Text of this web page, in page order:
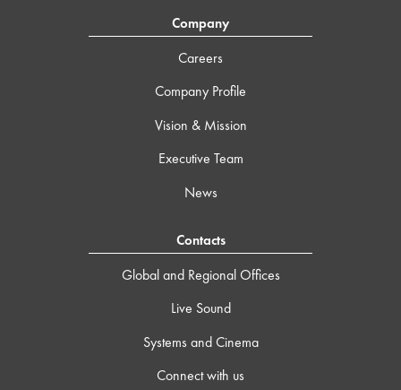
Company
Careers
Company Profile
Vision & Mission
Executive Team
News
Contacts
Global and Regional Offices
Live Sound
Systems and Cinema
Connect with us